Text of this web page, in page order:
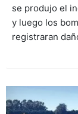
se produjo el
y luego los
registraran